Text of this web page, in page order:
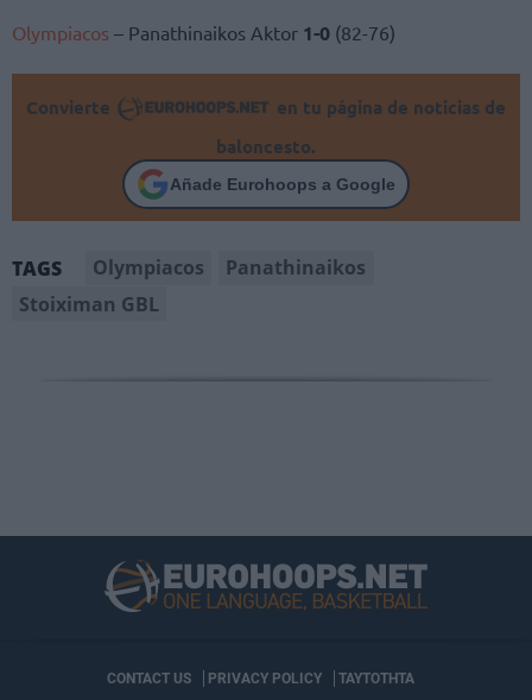
Olympiacos – Panathinaikos Aktor 1-0 (82-76)
Convierte
en tu página de noticias de
baloncesto.
Añade Eurohoops a Google
TAGS Olympiacos
Panathinaikos
Stoiximan GBL
CONTACT US PRIVACY POLICY ΤΑΥΤΟΤΗΤΑ